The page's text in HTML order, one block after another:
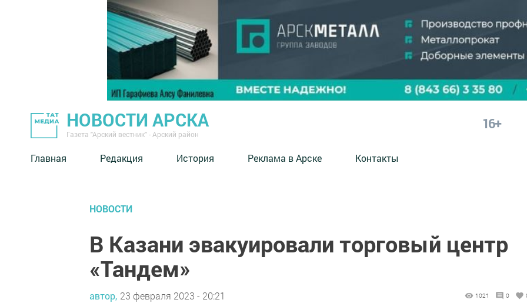
НОВОСТИ АРСКА
Газета "Арский вестник" - Арский район
16+
Главная Редакция История Реклама в Арске Контакты
НОВОСТИ
В Казани эвакуировали торговый центр
«Тандем»
автор, 23 февраля 2023 - 20:21 1021 0